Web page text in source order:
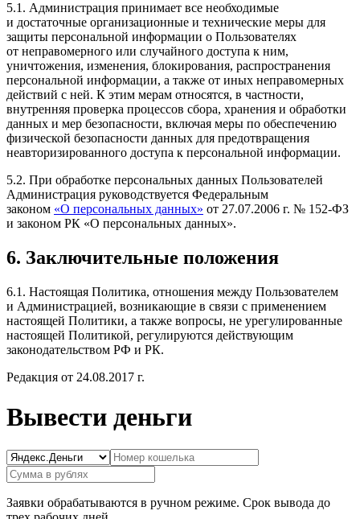
5.1. Администрация принимает все необходимые
и достаточные организационные и технические меры для
защиты персональной информации о Пользователях
от неправомерного или случайного доступа к ним,
уничтожения, изменения, блокирования, распространения
персональной информации, а также от иных неправомерных
действий с ней. К этим мерам относятся, в частности,
внутренняя проверка процессов сбора, хранения и обработки
данных и мер безопасности, включая меры по обеспечению
физической безопасности данных для предотвращения
неавторизированного доступа к персональной информации.
5.2. При обработке персональных данных Пользователей
Администрация руководствуется Федеральным
законом «О персональных данных» от 27.07.2006 г. № 152-ФЗ
и законом РК «О персональных данных».
6. Заключительные положения
6.1. Настоящая Политика, отношения между Пользователем
и Администрацией, возникающие в связи с применением
настоящей Политики, а также вопросы, не урегулированные
настоящей Политикой, регулируются действующим
законодательством РФ и РК.
Редакция от 24.08.2017 г.
Вывести деньги
Заявки обрабатываются в ручном режиме. Срок вывода до